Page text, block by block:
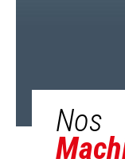
Nos